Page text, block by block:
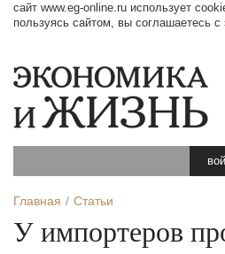
сайт www.eg-online.ru использует
пользуясь сайтом, вы соглашаетесь с
Главная Статьи
У импортеров